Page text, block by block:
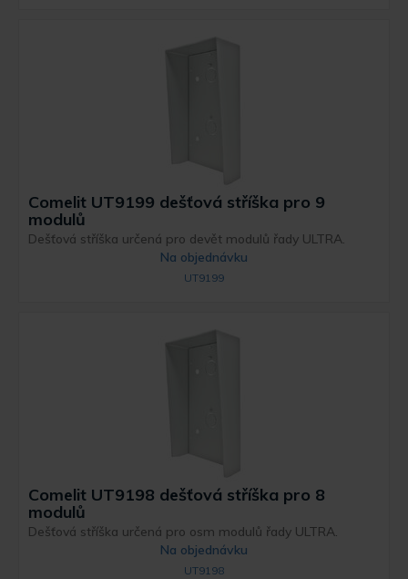
Comelit UT9199 dešťová stříška pro 9
modulů
Dešťová stříška určená pro devět modulů řady ULTRA.
Na objednávku
UT9199
Comelit UT9198 dešťová stříška pro 8
modulů
Dešťová stříška určená pro osm modulů řady ULTRA.
Na objednávku
UT9198